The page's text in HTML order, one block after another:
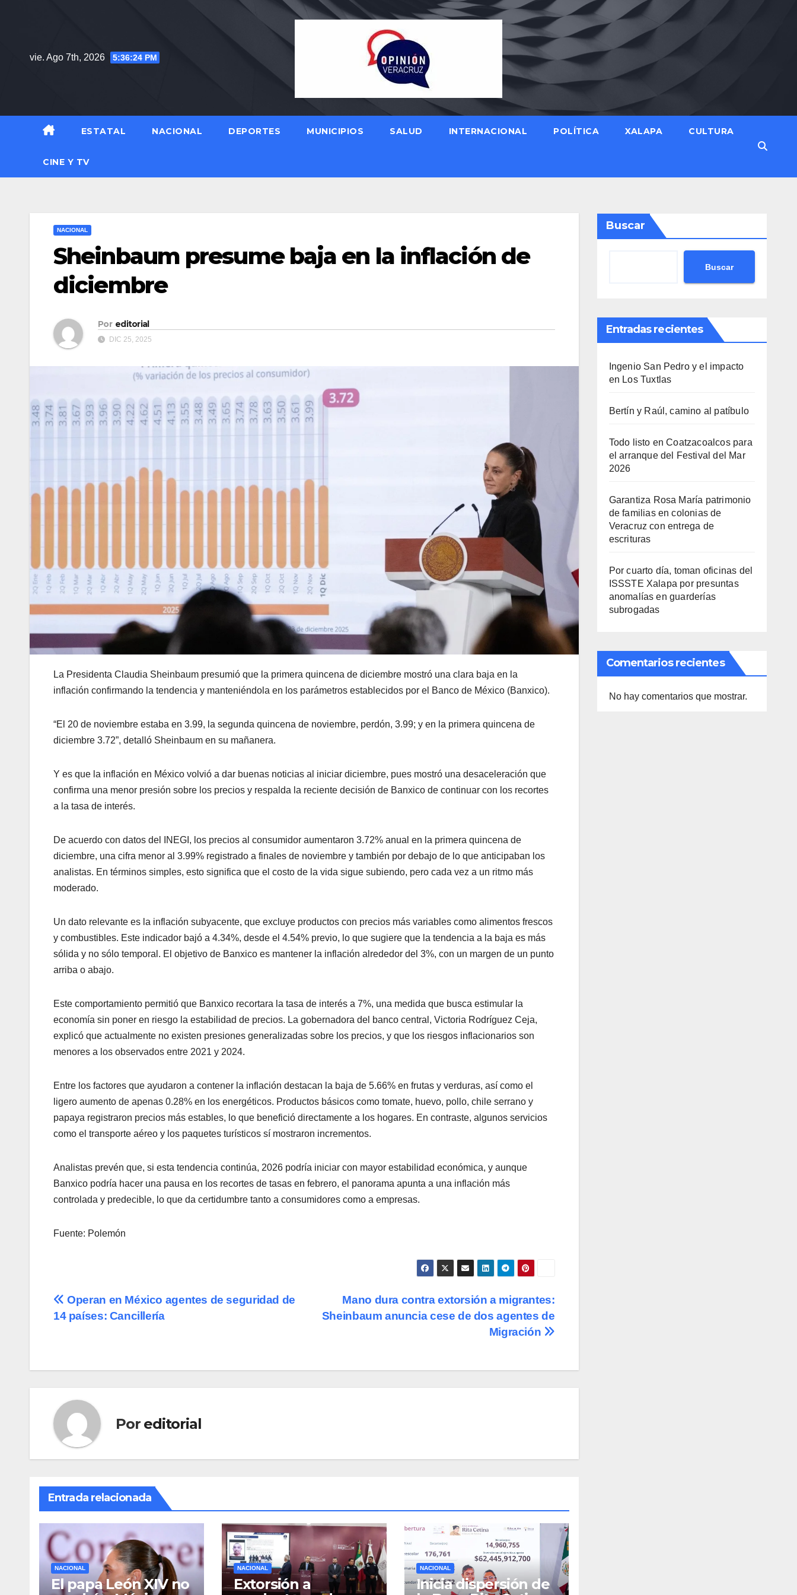
vie. Ago 7th, 2026
5:36:26 PM
ESTATAL NACIONAL DEPORTES MUNICIPIOS SALUD INTERNACIONAL POLÍTICA XALAPA CULTURA
CINE Y TV
NACIONAL
Sheinbaum presume baja en la inflación de
diciembre
Por editorial
DIC 25, 2025
La Presidenta Claudia Sheinbaum presumió que la primera quincena de diciembre mostró una clara baja en la
inflación confirmando la tendencia y manteniéndola en los parámetros establecidos por el Banco de México (Banxico).
“El 20 de noviembre estaba en 3.99, la segunda quincena de noviembre, perdón, 3.99; y en la primera quincena de
diciembre 3.72”, detalló Sheinbaum en su mañanera.
Y es que la inflación en México volvió a dar buenas noticias al iniciar diciembre, pues mostró una desaceleración que
confirma una menor presión sobre los precios y respalda la reciente decisión de Banxico de continuar con los recortes
a la tasa de interés.
De acuerdo con datos del INEGI, los precios al consumidor aumentaron 3.72% anual en la primera quincena de
diciembre, una cifra menor al 3.99% registrado a finales de noviembre y también por debajo de lo que anticipaban los
analistas. En términos simples, esto significa que el costo de la vida sigue subiendo, pero cada vez a un ritmo más
moderado.
Un dato relevante es la inflación subyacente, que excluye productos con precios más variables como alimentos frescos
y combustibles. Este indicador bajó a 4.34%, desde el 4.54% previo, lo que sugiere que la tendencia a la baja es más
sólida y no sólo temporal. El objetivo de Banxico es mantener la inflación alrededor del 3%, con un margen de un punto
arriba o abajo.
Este comportamiento permitió que Banxico recortara la tasa de interés a 7%, una medida que busca estimular la
economía sin poner en riesgo la estabilidad de precios. La gobernadora del banco central, Victoria Rodríguez Ceja,
explicó que actualmente no existen presiones generalizadas sobre los precios, y que los riesgos inflacionarios son
menores a los observados entre 2021 y 2024.
Entre los factores que ayudaron a contener la inflación destacan la baja de 5.66% en frutas y verduras, así como el
ligero aumento de apenas 0.28% en los energéticos. Productos básicos como tomate, huevo, pollo, chile serrano y
papaya registraron precios más estables, lo que benefició directamente a los hogares. En contraste, algunos servicios
como el transporte aéreo y los paquetes turísticos sí mostraron incrementos.
Analistas prevén que, si esta tendencia continúa, 2026 podría iniciar con mayor estabilidad económica, y aunque
Banxico podría hacer una pausa en los recortes de tasas en febrero, el panorama apunta a una inflación más
controlada y predecible, lo que da certidumbre tanto a consumidores como a empresas.
Fuente: Polemón
Navegación
de
Mano dura contra extorsión a migrantes:
Sheinbaum anuncia cese de dos agentes de
Migración
Operan en México agentes de seguridad de
14 países: Cancillería
Por editorial
Entrada relacionada
NACIONAL
El papa León XIV no
NACIONAL
Extorsión a
NACIONAL
Inicia dispersión de
Buscar
Buscar
Entradas recientes
Ingenio San Pedro y el impacto
en Los Tuxtlas
Bertín y Raúl, camino al patíbulo
Todo listo en Coatzacoalcos para
el arranque del Festival del Mar
2026
Garantiza Rosa María patrimonio
de familias en colonias de
Veracruz con entrega de
escrituras
Por cuarto día, toman oficinas del
ISSSTE Xalapa por presuntas
anomalías en guarderías
subrogadas
Comentarios recientes
No hay comentarios que mostrar.